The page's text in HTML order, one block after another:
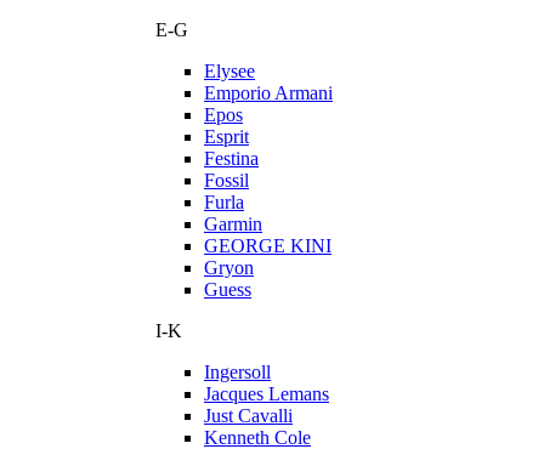
E-G
Elysee
Emporio Armani
Epos
Esprit
Festina
Fossil
Furla
Garmin
GEORGE KINI
Gryon
Guess
I-K
Ingersoll
Jacques Lemans
Just Cavalli
Kenneth Cole